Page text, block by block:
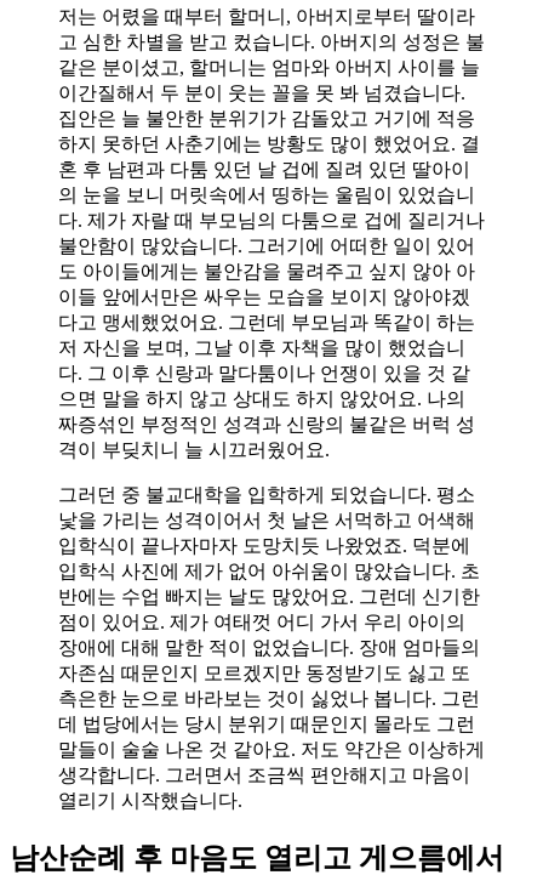
저는 어렸을 때부터 할머니, 아버지로부터 딸이라
고 심한 차별을 받고 컸습니다. 아버지의 성정은 불
같은 분이셨고, 할머니는 엄마와 아버지 사이를 늘
이간질해서 두 분이 웃는 꼴을 못 봐 넘겼습니다.
집안은 늘 불안한 분위기가 감돌았고 거기에 적응
하지 못하던 사춘기에는 방황도 많이 했었어요. 결
혼 후 남편과 다툼 있던 날 겁에 질려 있던 딸아이
의 눈을 보니 머릿속에서 띵하는 울림이 있었습니
다. 제가 자랄 때 부모님의 다툼으로 겁에 질리거나
불안함이 많았습니다. 그러기에 어떠한 일이 있어
도 아이들에게는 불안감을 물려주고 싶지 않아 아
이들 앞에서만은 싸우는 모습을 보이지 않아야겠
다고 맹세했었어요. 그런데 부모님과 똑같이 하는
저 자신을 보며, 그날 이후 자책을 많이 했었습니
다. 그 이후 신랑과 말다툼이나 언쟁이 있을 것 같
으면 말을 하지 않고 상대도 하지 않았어요. 나의
짜증섞인 부정적인 성격과 신랑의 불같은 버럭 성
격이 부딪치니 늘 시끄러웠어요.
그러던 중 불교대학을 입학하게 되었습니다. 평소
낯을 가리는 성격이어서 첫 날은 서먹하고 어색해
입학식이 끝나자마자 도망치듯 나왔었죠. 덕분에
입학식 사진에 제가 없어 아쉬움이 많았습니다. 초
반에는 수업 빠지는 날도 많았어요. 그런데 신기한
점이 있어요. 제가 여태껏 어디 가서 우리 아이의
장애에 대해 말한 적이 없었습니다. 장애 엄마들의
자존심 때문인지 모르겠지만 동정받기도 싫고 또
측은한 눈으로 바라보는 것이 싫었나 봅니다. 그런
데 법당에서는 당시 분위기 때문인지 몰라도 그런
말들이 술술 나온 것 같아요. 저도 약간은 이상하게
생각합니다. 그러면서 조금씩 편안해지고 마음이
열리기 시작했습니다.
남산순례 후 마음도 열리고 게으름에서